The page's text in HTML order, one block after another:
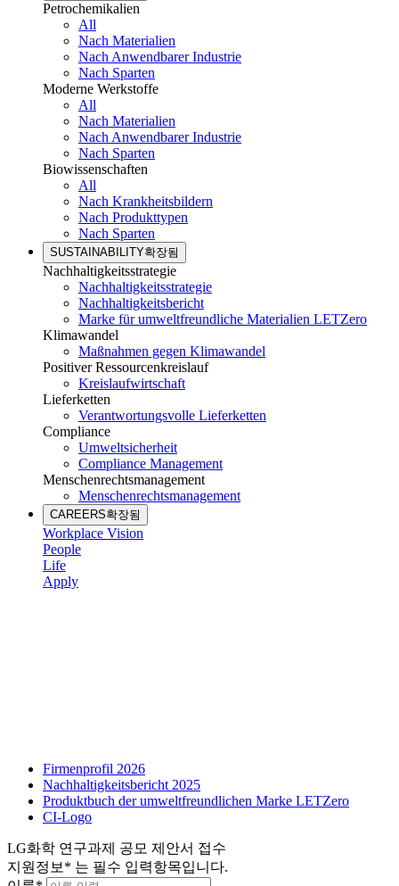
Petrochemikalien
All
Nach Materialien
Nach Anwendbarer Industrie
Nach Sparten
Moderne Werkstoffe
All
Nach Materialien
Nach Anwendbarer Industrie
Nach Sparten
Biowissenschaften
All
Nach Krankheitsbildern
Nach Produkttypen
Nach Sparten
SUSTAINABILITY확장됨
Nachhaltigkeitsstrategie
Nachhaltigkeitsstrategie
Nachhaltigkeitsbericht
Marke für umweltfreundliche Materialien LETZero
Klimawandel
Maßnahmen gegen Klimawandel
Positiver Ressourcenkreislauf
Kreislaufwirtschaft
Lieferketten
Verantwortungsvolle Lieferketten
Compliance
Umweltsicherheit
Compliance Management
Menschenrechtsmanagement
Menschenrechtsmanagement
CAREERS확장됨
Workplace Vision
People
Life
Apply
Firmenprofil 2026
Nachhaltigkeitsbericht 2025
Produktbuch der umweltfreundlichen Marke LETZero
CI-Logo
LG화학 연구과제 공모 제안서 접수
지원정보 * 는 필수 입력항목입니다.